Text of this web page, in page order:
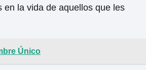
en la vida de aquellos que les
Único